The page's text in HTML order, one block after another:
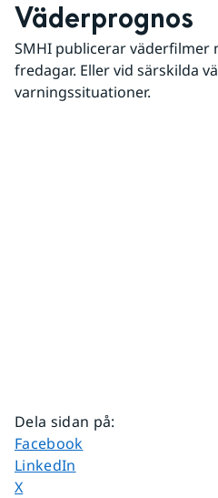
Väderprognos
SMHI publicerar väderfilmer
fredagar. Eller vid särskilda
varningssituationer.
Dela sidan på:
Dela sidan på
Facebook
Dela sidan på
LinkedIn
Dela sidan på
X